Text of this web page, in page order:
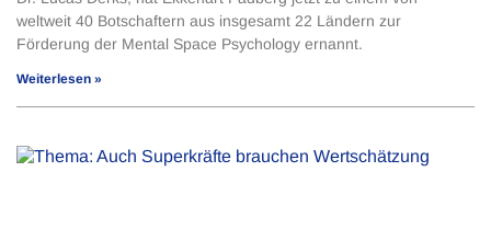
weltweit 40 Botschaftern aus insgesamt 22 Ländern zur
Förderung der Mental Space Psychology ernannt.
Weiterlesen »